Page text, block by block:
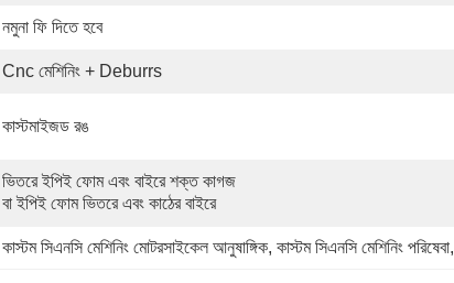
নমুনা ফি দিতে হবে
Cnc মেশিনিং + Deburrs
কাস্টমাইজড রঙ
ভিতরে ইপিই ফোম এবং বাইরে শক্ত কাগজ
বা ইপিই ফোম ভিতরে এবং কাঠের বাইরে
কাস্টম সিএনসি মেশিনিং মোটরসাইকেল আনুষাঙ্গিক, কাস্টম সিএনসি মেশিনিং পরিষেবা,